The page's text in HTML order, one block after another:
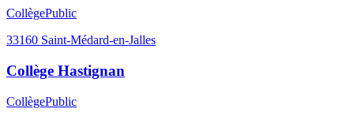
CollègePublic
33160 Saint-Médard-en-Jalles
Collège Hastignan
CollègePublic